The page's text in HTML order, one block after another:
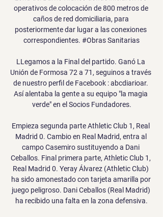
operativos de colocación de 800 metros de
caños de red domiciliaria, para
posteriormente dar lugar a las conexiones
correspondientes. #Obras Sanitarias
LLegamos a la Final del partido. Ganó La
Unión de Formosa 72 a 71, seguinos a través
de nuestro perfil de Facebook : abcdiarioar.
Así alentaba la gente a su equipo "la magia
verde" en el Socios Fundadores.
Empieza segunda parte Athletic Club 1, Real
Madrid 0. Cambio en Real Madrid, entra al
campo Casemiro sustituyendo a Dani
Ceballos. Final primera parte, Athletic Club 1,
Real Madrid 0. Yeray Álvarez (Athletic Club)
ha sido amonestado con tarjeta amarilla por
juego peligroso. Dani Ceballos (Real Madrid)
ha recibido una falta en la zona defensiva.